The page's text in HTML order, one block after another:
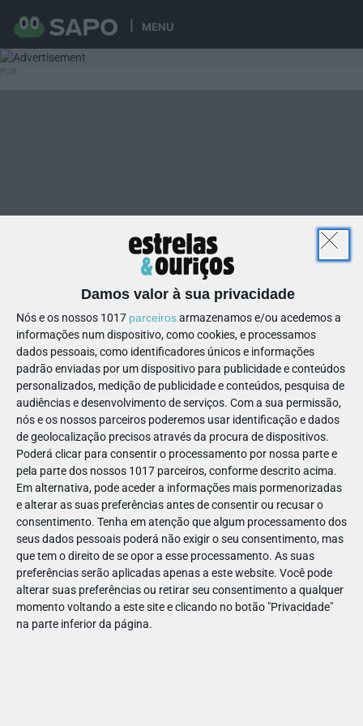
MENU
Damos valor à sua privacidade
Nós e os nossos 1017 parceirosarmazenamos e/ou acedemos a
informações num dispositivo, como cookies, e processamos
dados pessoais, como identificadores únicos e informações
padrão enviadas por um dispositivo para publicidade e conteúdos
personalizados, medição de publicidade e conteúdos, pesquisa de
audiências e desenvolvimento de serviços. Com a sua permissão,
nós e os nossos parceiros poderemos usar identificação e dados
de geolocalização precisos através da procura de dispositivos.
Poderá clicar para consentir o processamento por nossa parte e
pela parte dos nossos 1017 parceiros, conforme descrito acima.
Em alternativa, pode aceder a informações mais pormenorizadas
e alterar as suas preferências antes de consentir ou recusar o
consentimento. Tenha em atenção que algum processamento dos
seus dados pessoais poderá não exigir o seu consentimento, mas
que tem o direito de se opor a esse processamento. As suas
preferências serão aplicadas apenas a este website. Você pode
alterar suas preferências ou retirar seu consentimento a qualquer
momento voltando a este site e clicando no botão "Privacidade"
na parte inferior da página.
10
19699